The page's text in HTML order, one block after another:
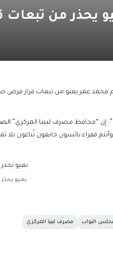
يحذر من تبعات قرار فرض
بعيو من تبعات قرار فرض ضريبة 27% على سعر
إن “محافظ مصرف ليبيا المركزي”
فقراء بائسون خانعون تُباعون بلا
بعيو يحذر من
النواب مصرف ليبيا المركزي